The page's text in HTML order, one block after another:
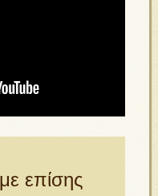
επίσης